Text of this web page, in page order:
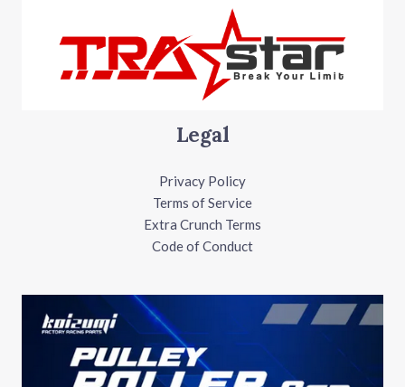
Legal
Privacy Policy
Terms of Service
Extra Crunch Terms
Code of Conduct